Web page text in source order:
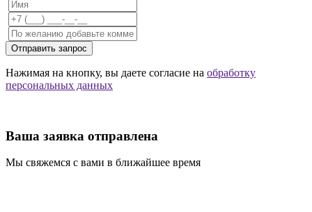
Отправить запрос
Нажимая на кнопку, вы даете согласие на обработку
персональных данных
Ваша заявка отправлена
Мы свяжемся с вами в ближайшее время